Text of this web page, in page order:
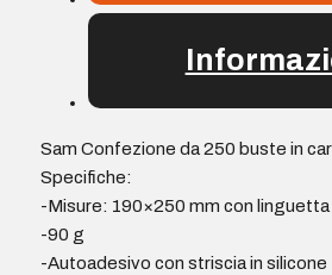
Sam Confezione da 250 buste in
Specifiche:
-Misure: 190×250 mm con
-90 g
-Autoadesivo con striscia in silicone